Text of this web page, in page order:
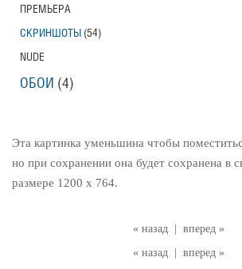
« назад
вперед »
« назад
вперед »
Эта картинка уменьшина чтобы
но при сохранении она будет сохранена в
размере 1200 x 764.
ПРЕМЬЕРА
СКРИНШОТЫ (54)
NUDE
ОБОИ (4)